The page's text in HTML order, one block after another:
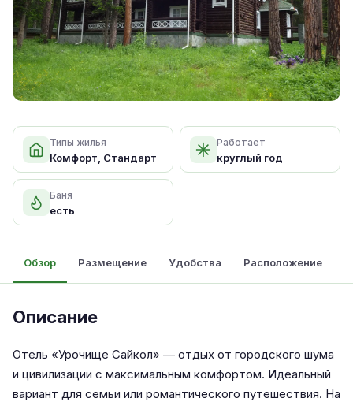
Типы жилья
Комфорт, Стандарт
Работает
круглый год
Баня
есть
Обзор Размещение Удобства Расположение
Описание
Отель «Урочище Сайкол» — отдых от городского шума
и цивилизации с максимальным комфортом. Идеальный
вариант для семьи или романтического путешествия. На